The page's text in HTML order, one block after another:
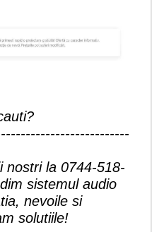
nostri la 0744-518-
sistemul audio
nevoile si
solutiile!